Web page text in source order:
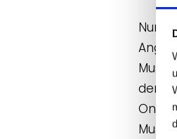
Nun
der